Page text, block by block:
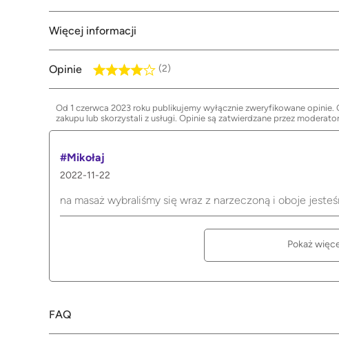
Więcej informacji
Opinie (2)
Od 1 czerwca 2023 roku publikujemy wyłącznie zweryfikowane
zakupu lub skorzystali z usługi. Opinie są zatwierdzane przez
#Mikołaj
2022-11-22
na masaż wybraliśmy się wraz z narzeczoną i oboje
Pokaż
FAQ